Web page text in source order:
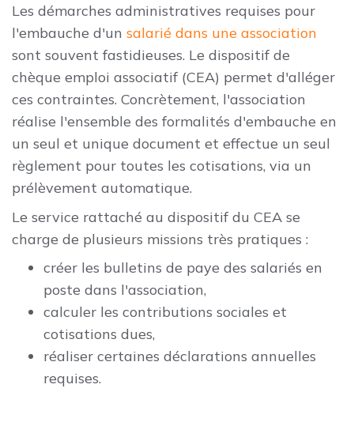
Les démarches administratives requises pour
l'embauche d'un salarié dans une association
sont souvent fastidieuses. Le dispositif de
chèque emploi associatif (CEA) permet d'alléger
ces contraintes. Concrètement, l'association
réalise l'ensemble des formalités d'embauche en
un seul et unique document et effectue un seul
règlement pour toutes les cotisations, via un
prélèvement automatique.
Le service rattaché au dispositif du CEA se
charge de plusieurs missions très pratiques :
créer les bulletins de paye des salariés en
poste dans l'association,
calculer les contributions sociales et
cotisations dues,
réaliser certaines déclarations annuelles
requises.